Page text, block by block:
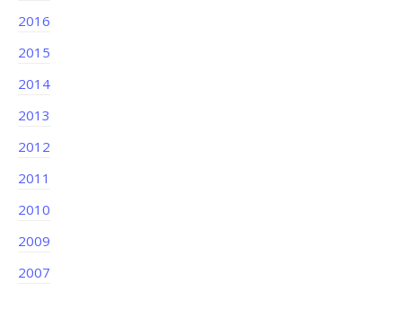
2016
2015
2014
2013
2012
2011
2010
2009
2007